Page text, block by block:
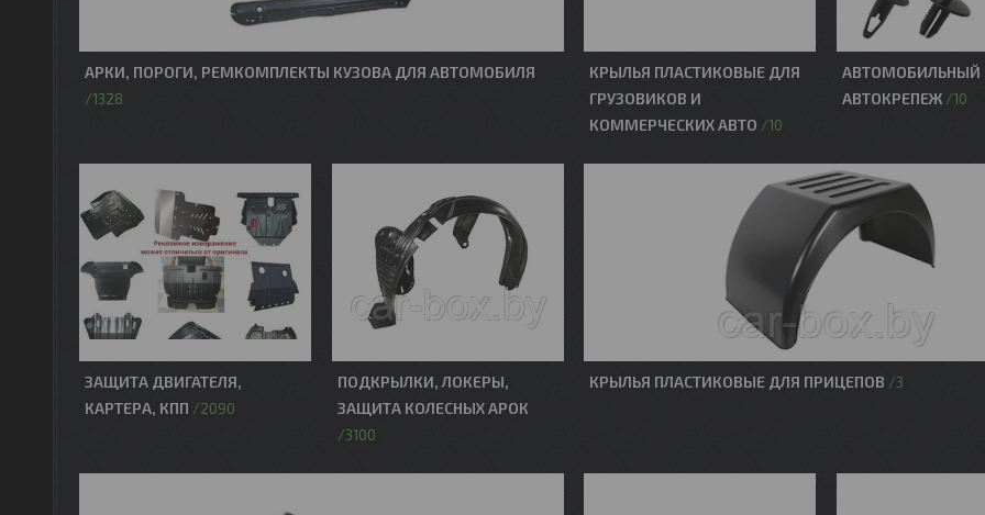
АРКИ, ПОРОГИ, РЕМКОМПЛЕКТЫ КУЗОВА ДЛЯ АВТОМОБИЛЯ
1328
КРЫЛЬЯ ПЛАСТИКОВЫЕ ДЛЯ
ГРУЗОВИКОВ И
КОММЕРЧЕСКИХ АВТО
10
АВТОМОБИЛЬНЫЙ
АВТОКРЕПЕЖ
10
ЗАЩИТА ДВИГАТЕЛЯ,
КАРТЕРА, КПП
2090
ПОДКРЫЛКИ, ЛОКЕРЫ,
ЗАЩИТА КОЛЕСНЫХ АРОК
3100
КРЫЛЬЯ ПЛАСТИКОВЫЕ ДЛЯ ПРИЦЕПОВ 3